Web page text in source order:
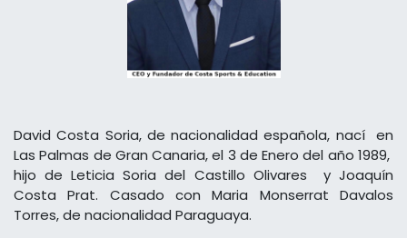
David Costa Soria, de nacionalidad española, nací en
Las Palmas de Gran Canaria, el 3 de Enero del año 1989,
hijo de Leticia Soria del Castillo Olivares y Joaquín
Costa Prat. Casado con Maria Monserrat Davalos
Torres, de nacionalidad Paraguaya.